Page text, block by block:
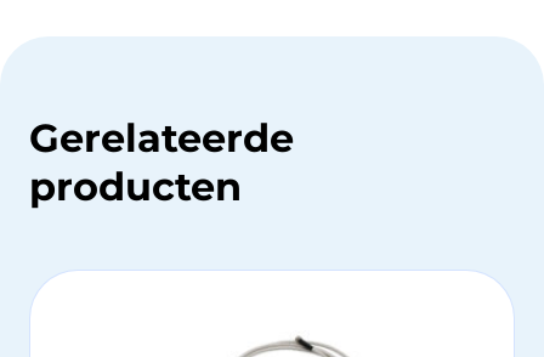
Gerelateerde
producten